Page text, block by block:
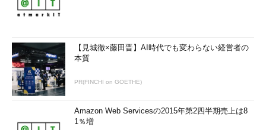
【見城徹×藤田晋】AI時代でも変わらない経営者の
本質
PR(FINCHI on GOETHE)
Amazon Web Servicesの2015年第2四半期売上は8
1％増